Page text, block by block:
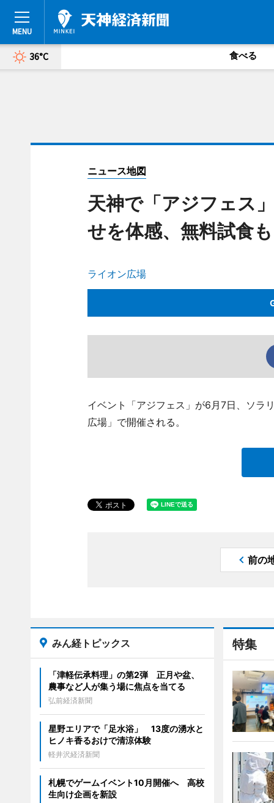
36°C 食べる
ニュース地図
天神で「アジフェス
せを体感、無料試食も
ライオン広場
イベント「アジフェス」が6月7日、ソラ
広場」で開催される。
前の
特集
みん経トピックス
「津軽伝承料理」の第2弾 正月や盆、
農事など人が集う場に焦点を当てる
弘前経済新聞
星野エリアで「足水浴」 13度の湧水と
ヒノキ香るおけで清涼体験
軽井沢経済新聞
札幌でゲームイベント10月開催へ 高校
生向け企画を新設